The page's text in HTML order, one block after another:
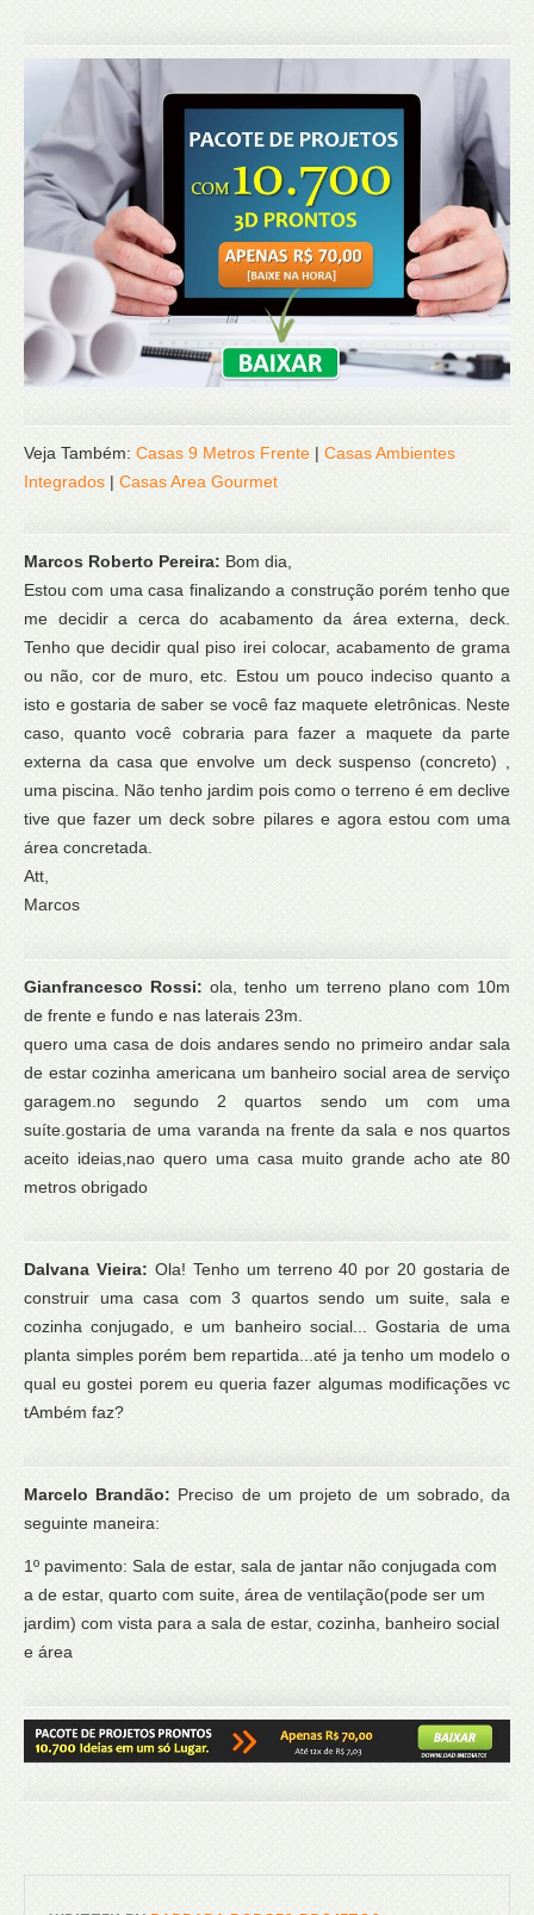
Veja Também: Casas 9 Metros Frente | Casas Ambientes
Integrados | Casas Area Gourmet
Marcos Roberto Pereira: Bom dia,
Estou com uma casa finalizando a construção porém tenho que
me decidir a cerca do acabamento da área externa, deck.
Tenho que decidir qual piso irei colocar, acabamento de grama
ou não, cor de muro, etc. Estou um pouco indeciso quanto a
isto e gostaria de saber se você faz maquete eletrônicas. Neste
caso, quanto você cobraria para fazer a maquete da parte
externa da casa que envolve um deck suspenso (concreto) ,
uma piscina. Não tenho jardim pois como o terreno é em declive
tive que fazer um deck sobre pilares e agora estou com uma
área concretada.
Att,
Marcos
Gianfrancesco Rossi:ola, tenho um terreno plano com 10m
de frente e fundo e nas laterais 23m.
quero uma casa de dois andares sendo no primeiro andar sala
de estar cozinha americana um banheiro social area de serviço
garagem.no segundo 2 quartos sendo um com uma
suíte.gostaria de uma varanda na frente da sala e nos quartos
aceito ideias,nao quero uma casa muito grande acho ate 80
metros obrigado
Dalvana Vieira: Ola! Tenho um terreno 40 por 20 gostaria de
construir uma casa com 3 quartos sendo um suite, sala e
cozinha conjugado, e um banheiro social... Gostaria de uma
planta simples porém bem repartida...até ja tenho um modelo o
qual eu gostei porem eu queria fazer algumas modificações vc
tAmbém faz?
Marcelo Brandão: Preciso de um projeto de um sobrado, da
seguinte maneira:
1º pavimento: Sala de estar, sala de jantar não conjugada com
a de estar, quarto com suite, área de ventilação(pode ser um
jardim) com vista para a sala de estar, cozinha, banheiro social
e área